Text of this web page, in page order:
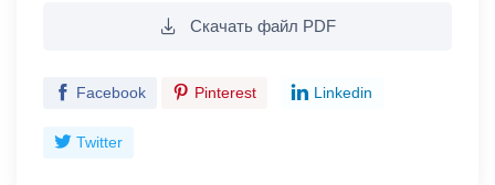
Скачать файл PDF
Facebook Pinterest Linkedin
Twitter